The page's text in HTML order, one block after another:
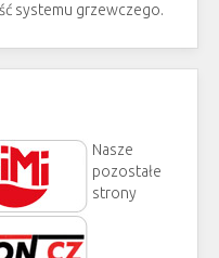
systemu grzewczego.
Nasze
pozostałe
strony